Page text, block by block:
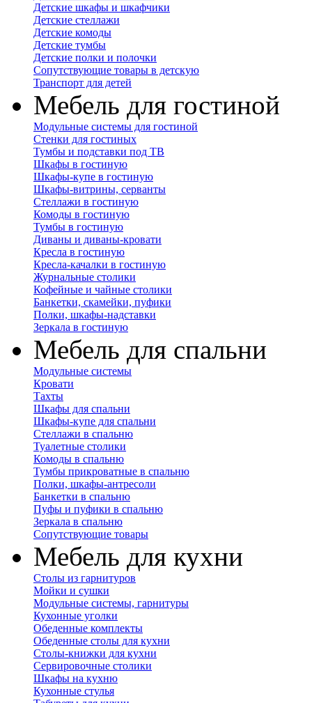
Детские шкафы и шкафчики
Детские стеллажи
Детские комоды
Детские тумбы
Детские полки и полочки
Сопутствующие товары в детскую
Транспорт для детей
Мебель для гостиной
Модульные системы для гостиной
Стенки для гостиных
Тумбы и подставки под ТВ
Шкафы в гостиную
Шкафы-купе в гостиную
Шкафы-витрины, серванты
Стеллажи в гостиную
Комоды в гостиную
Тумбы в гостиную
Диваны и диваны-кровати
Кресла в гостиную
Кресла-качалки в гостиную
Журнальные столики
Кофейные и чайные столики
Банкетки, скамейки, пуфики
Полки, шкафы-надставки
Зеркала в гостиную
Мебель для спальни
Модульные системы
Кровати
Тахты
Шкафы для спальни
Шкафы-купе для спальни
Стеллажи в спальню
Туалетные столики
Комоды в спальню
Тумбы прикроватные в спальню
Полки, шкафы-антресоли
Банкетки в спальню
Пуфы и пуфики в спальню
Зеркала в спальню
Сопутствующие товары
Мебель для кухни
Столы из гарнитуров
Мойки и сушки
Модульные системы, гарнитуры
Кухонные уголки
Обеденные комплекты
Обеденные столы для кухни
Столы-книжки для кухни
Сервировочные столики
Шкафы на кухню
Кухонные стулья